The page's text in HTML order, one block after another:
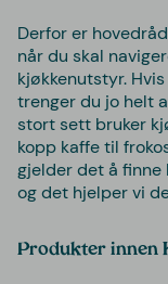
Derfor er
når du skal
kjøkkenutstyr.
trenger du jo helt
stort sett bruker
kopp kaffe til
gjelder det å finne
og det hjelper vi
Produkter innen